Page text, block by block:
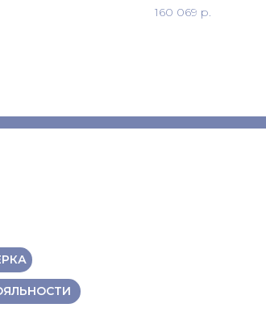
160 069 р.